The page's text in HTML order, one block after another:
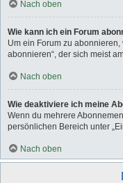
Nach oben
Wie kann ich ein Forum
Um ein Forum zu
abonnieren“, der sich meist
Nach oben
Wie deaktiviere ich meine
Wenn du mehrere
persönlichen Bereich unter
Nach oben